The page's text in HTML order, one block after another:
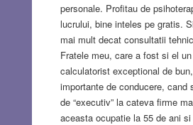
personale. Profitau de
lucrului, bine inteles pe gratis.
mai mult decat consultatii
Fratele meu, care a fost si el
calculatorist exceptional de
importante de conducere, cand
de “executiv” la cateva firme
aceasta ocupatie la 55 de ani